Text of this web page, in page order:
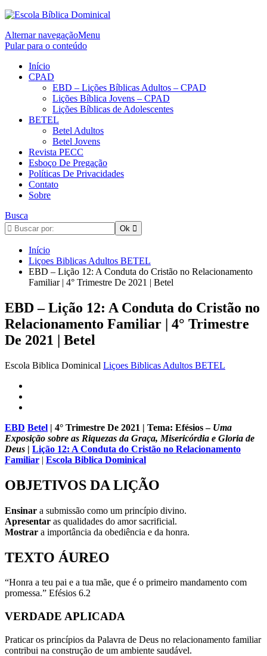
Alternar navegaçãoMenu
Pular para o conteúdo
Início
CPAD
EBD – Lições Bíblicas Adultos – CPAD
Lições Bíblica Jovens – CPAD
Lições Bíblicas de Adolescentes
BETEL
Betel Adultos
Betel Jovens
Revista PECC
Esboço De Pregação
Políticas De Privacidades
Contato
Sobre
Busca
Início
Liçoes Biblicas Adultos BETEL
EBD – Lição 12: A Conduta do Cristão no Relacionamento
Familiar | 4° Trimestre De 2021 | Betel
EBD – Lição 12: A Conduta do Cristão no
Relacionamento Familiar | 4° Trimestre
De 2021 | Betel
Escola Biblica Dominical Liçoes Biblicas Adultos BETEL
EBD Betel | 4° Trimestre De 2021 | Tema: Efésios – Uma
Exposição sobre as Riquezas da Graça, Misericórdia e Gloria de
Deus | Lição 12: A Conduta do Cristão no Relacionamento
Familiar | Escola Biblica Dominical
OBJETIVOS DA LIÇÃO
Ensinar a submissão como um princípio divino.
Apresentar as qualidades do amor sacrificial.
Mostrar a importância da obediência e da honra.
TEXTO ÁUREO
“Honra a teu pai e a tua mãe, que é o primeiro mandamento com
promessa.” Efésios 6.2
VERDADE APLICADA
Praticar os princípios da Palavra de Deus no relacionamento familiar
contribui na construção de um ambiente saudável.